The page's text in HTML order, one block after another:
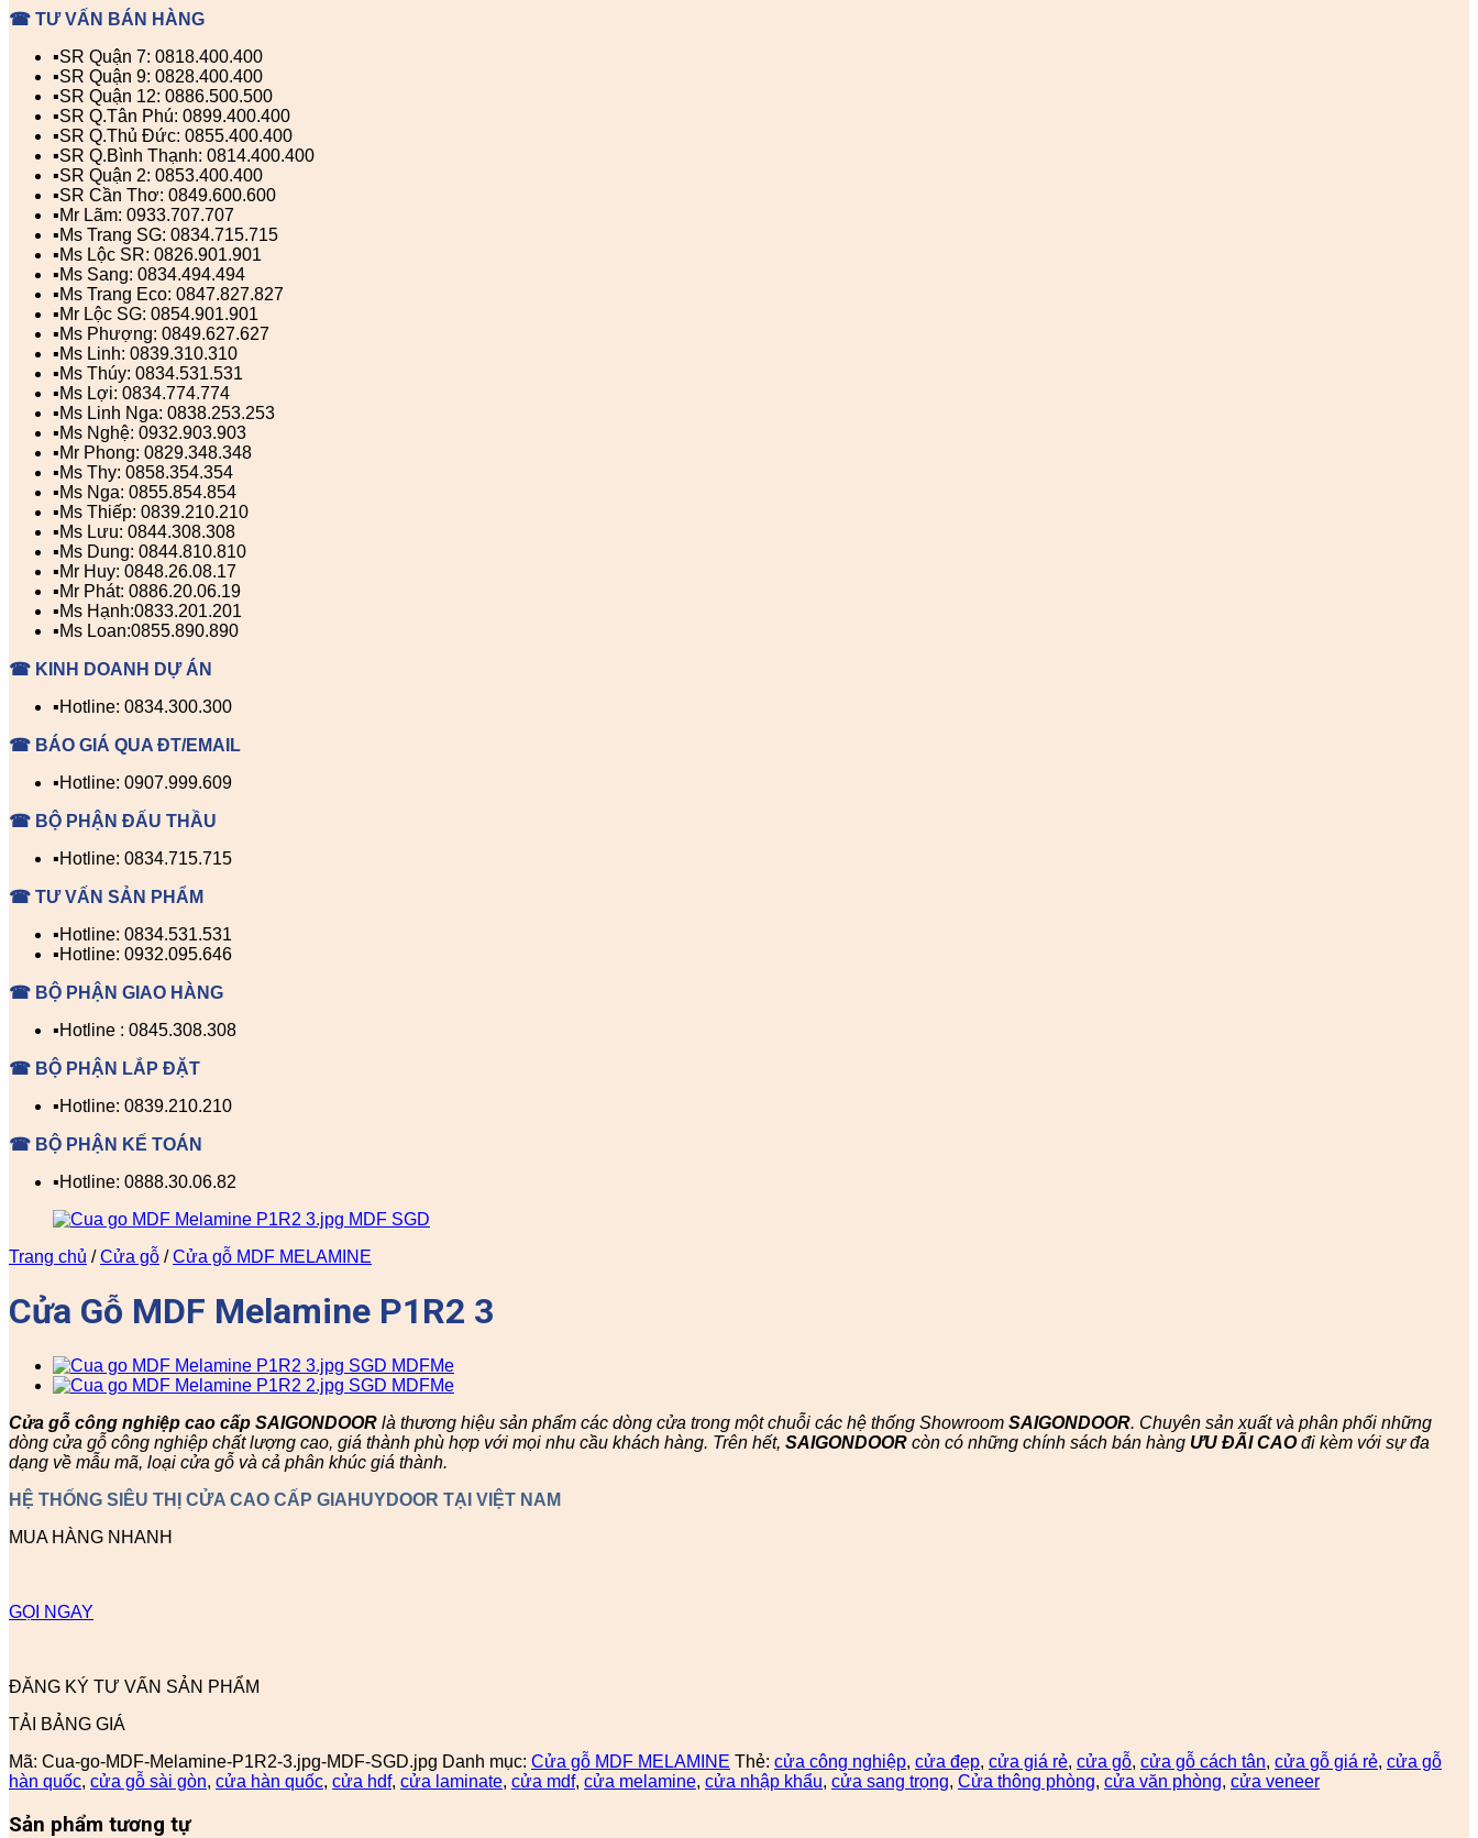
☎ TƯ VẤN BÁN HÀNG
▪️SR Quận 7: 0818.400.400
▪️SR Quận 9: 0828.400.400
▪️SR Quận 12: 0886.500.500
▪️SR Q.Tân Phú: 0899.400.400
▪️SR Q.Thủ Đức: 0855.400.400
▪️SR Q.Bình Thạnh: 0814.400.400
▪️SR Quận 2: 0853.400.400
▪️SR Cần Thơ: 0849.600.600
▪️Mr Lãm: 0933.707.707
▪️Ms Trang SG: 0834.715.715
▪️Ms Lộc SR: 0826.901.901
▪️Ms Sang: 0834.494.494
▪️Ms Trang Eco: 0847.827.827
▪️Mr Lộc SG: 0854.901.901
▪️Ms Phượng: 0849.627.627
▪️Ms Linh: 0839.310.310
▪️Ms Thúy: 0834.531.531
▪️Ms Lợi: 0834.774.774
▪️Ms Linh Nga: 0838.253.253
▪️Ms Nghệ: 0932.903.903
▪️Mr Phong: 0829.348.348
▪️Ms Thy: 0858.354.354
▪️Ms Nga: 0855.854.854
▪️Ms Thiếp: 0839.210.210
▪️Ms Lưu: 0844.308.308
▪️Ms Dung: 0844.810.810
▪️Mr Huy: 0848.26.08.17
▪️Mr Phát: 0886.20.06.19
▪️Ms Hạnh:0833.201.201
▪️Ms Loan:0855.890.890
☎ KINH DOANH DỰ ÁN
▪️Hotline: 0834.300.300
☎ BÁO GIÁ QUA ĐT/EMAIL
▪️Hotline: 0907.999.609
☎ BỘ PHẬN ĐẤU THẦU
▪️Hotline: 0834.715.715
☎ TƯ VẤN SẢN PHẨM
▪️Hotline: 0834.531.531
▪️Hotline: 0932.095.646
☎ BỘ PHẬN GIAO HÀNG
▪️Hotline : 0845.308.308
☎ BỘ PHẬN LẮP ĐẶT
▪️Hotline: 0839.210.210
☎ BỘ PHẬN KẾ TOÁN
▪️Hotline: 0888.30.06.82
Trang chủ / Cửa gỗ / Cửa gỗ MDF MELAMINE
Cửa Gỗ MDF Melamine P1R2 3
Cửa gỗ công nghiệp cao cấp SAIGONDOOR là thương hiệu sản phẩm các dòng cửa trong một chuỗi các hệ thống Showroom SAIGONDOOR. Chuyên sản xuất và phân phối những
dòng cửa gỗ công nghiệp chất lượng cao, giá thành phù hợp với mọi nhu cầu khách hàng. Trên hết, SAIGONDOOR còn có những chính sách bán hàng ƯU ĐÃI CAOđi kèm với sự đa
dạng về mẫu mã, loại cửa gỗ và cả phân khúc giá thành.
HỆ THỐNG SIÊU THỊ CỬA CAO CẤP GIAHUYDOOR TẠI VIỆT NAM
MUA HÀNG NHANH
GỌI NGAY
ĐĂNG KÝ TƯ VẤN SẢN PHẨM
TẢI BẢNG GIÁ
Mã: Cua-go-MDF-Melamine-P1R2-3.jpg-MDF-SGD.jpg Danh mục: Cửa gỗ MDF MELAMINE Thẻ: cửa công nghiệp, cửa đẹp, cửa giá rẻ, cửa gỗ, cửa gỗ cách tân, cửa gỗ giá rẻ, cửa gỗ
hàn quốc, cửa gỗ sài gòn, cửa hàn quốc, cửa hdf, cửa laminate, cửa mdf, cửa melamine, cửa nhập khẩu, cửa sang trọng, Cửa thông phòng, cửa văn phòng, cửa veneer
Sản phẩm tương tự